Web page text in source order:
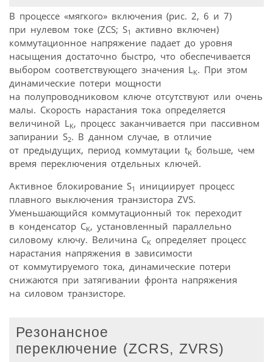
В процессе «мягкого» включения (рис. 2, 6 и 7)
при нулевом токе (ZCS; S1 активно включен)
коммутационное напряжение падает до уровня
насыщения достаточно быстро, что обеспечивается
выбором соответствующего значения LK. При этом
динамические потери мощности
на полупроводниковом ключе отсутствуют или очень
малы. Скорость нарастания тока определяется
величиной LK, процесс заканчивается при пассивном
запирании S2. В данном случае, в отличие
от предыдущих, период коммутации tK больше, чем
время переключения отдельных ключей.
Активное блокирование S1
инициирует процесс
плавного выключения транзистора ZVS.
Уменьшающийся коммутационный ток переходит
в конденсатор CK, установленный параллельно
силовому ключу. Величина CK определяет процесс
нарастания напряжения в зависимости
от коммутируемого тока, динамические потери
снижаются при затягивании фронта напряжения
на силовом транзисторе.
Резонансное
переключение (ZCRS, ZVRS)